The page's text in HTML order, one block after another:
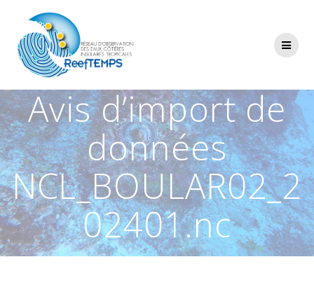
Avis d’import de
données
NCL_BOULAR02_2
02401.nc